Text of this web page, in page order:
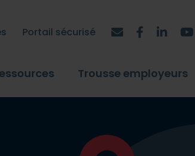
Portail sécurisé
Facebook
Linkedin
Trousse employeurs